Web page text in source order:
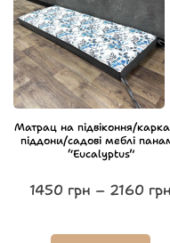
Матрац на підвіконня/
піддони/садові меблі
“Eucalyptus”
1450 грн – 2160 грн